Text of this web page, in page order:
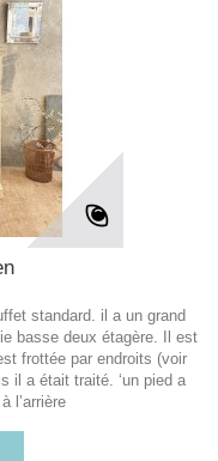
standard. il a un grand
basse deux étagère. Il est
frottée par endroits (voir
il a était traité. ‘un pied a
l’arrière